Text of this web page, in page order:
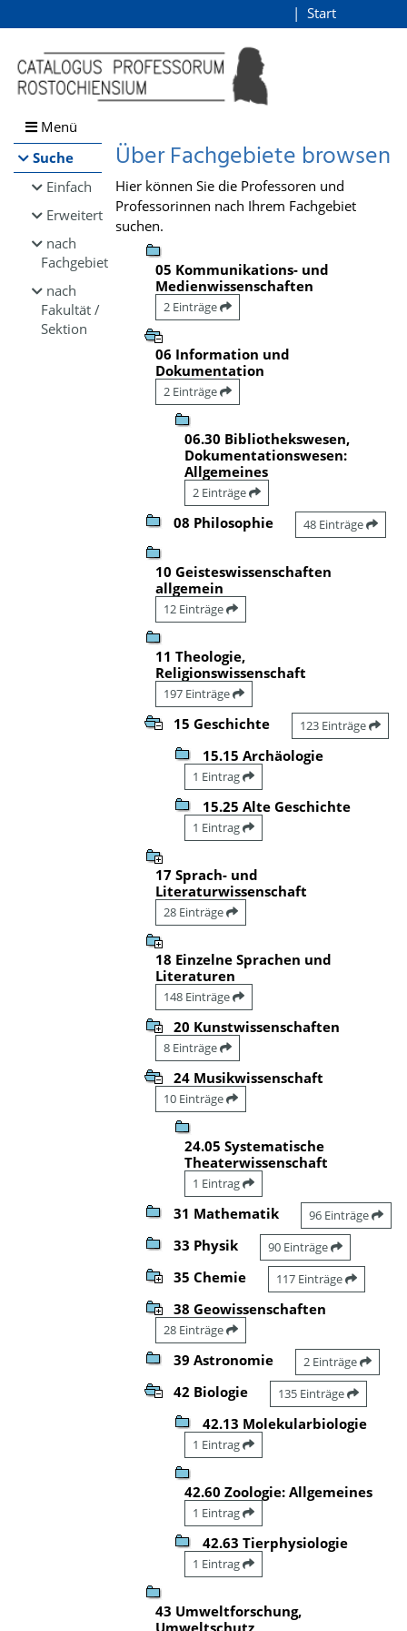
Browsen
direkt zum Inhalt
Start
Menü
Suche
Einfach
Erweitert
nach
Fachgebiet
nach
Fakultät /
Sektion
Über Fachgebiete browsen
Hier können Sie die Professoren und
Professorinnen nach Ihrem Fachgebiet
suchen.
05 Kommunikations- und
Medienwissenschaften
2 Einträge
06 Information und
Dokumentation
2 Einträge
06.30 Bibliothekswesen,
Dokumentationswesen:
Allgemeines
2 Einträge
08 Philosophie 48 Einträge
10 Geisteswissenschaften
allgemein
12 Einträge
11 Theologie,
Religionswissenschaft
197 Einträge
15 Geschichte 123 Einträge
15.15 Archäologie
1 Eintrag
15.25 Alte Geschichte
1 Eintrag
17 Sprach- und
Literaturwissenschaft
28 Einträge
18 Einzelne Sprachen und
Literaturen
148 Einträge
20 Kunstwissenschaften
8 Einträge
24 Musikwissenschaft
10 Einträge
24.05 Systematische
Theaterwissenschaft
1 Eintrag
31 Mathematik 96 Einträge
33 Physik 90 Einträge
35 Chemie 117 Einträge
38 Geowissenschaften
28 Einträge
39 Astronomie 2 Einträge
42 Biologie 135 Einträge
42.13 Molekularbiologie
1 Eintrag
42.60 Zoologie: Allgemeines
1 Eintrag
42.63 Tierphysiologie
1 Eintrag
43 Umweltforschung,
Umweltschutz